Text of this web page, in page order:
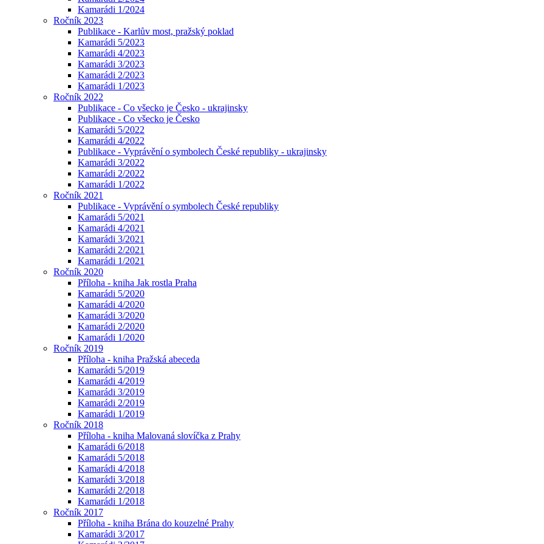
Kamarádi 1/2024
Ročník 2023
Publikace - Karlův most, pražský poklad
Kamarádi 5/2023
Kamarádi 4/2023
Kamarádi 3/2023
Kamarádi 2/2023
Kamarádi 1/2023
Ročník 2022
Publikace - Co všecko je Česko - ukrajinsky
Publikace - Co všecko je Česko
Kamarádi 5/2022
Kamarádi 4/2022
Publikace - Vyprávění o symbolech České republiky - ukrajinsky
Kamarádi 3/2022
Kamarádi 2/2022
Kamarádi 1/2022
Ročník 2021
Publikace - Vyprávění o symbolech České republiky
Kamarádi 5/2021
Kamarádi 4/2021
Kamarádi 3/2021
Kamarádi 2/2021
Kamarádi 1/2021
Ročník 2020
Příloha - kniha Jak rostla Praha
Kamarádi 5/2020
Kamarádi 4/2020
Kamarádi 3/2020
Kamarádi 2/2020
Kamarádi 1/2020
Ročník 2019
Příloha - kniha Pražská abeceda
Kamarádi 5/2019
Kamarádi 4/2019
Kamarádi 3/2019
Kamarádi 2/2019
Kamarádi 1/2019
Ročník 2018
Příloha - kniha Malovaná slovíčka z Prahy
Kamarádi 6/2018
Kamarádi 5/2018
Kamarádi 4/2018
Kamarádi 3/2018
Kamarádi 2/2018
Kamarádi 1/2018
Ročník 2017
Příloha - kniha Brána do kouzelné Prahy
Kamarádi 3/2017